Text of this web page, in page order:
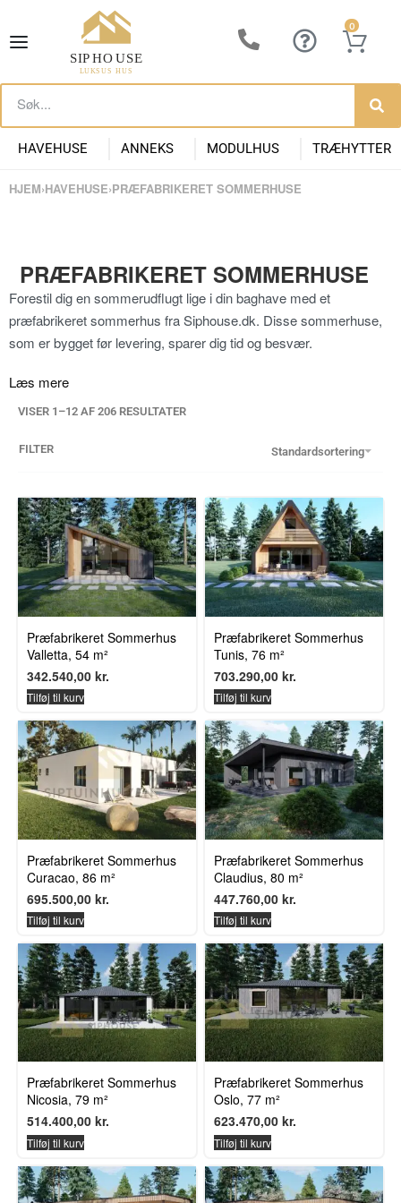
0
HAVEHUSE
Lille Havehus i Træ Have Anneks Moderne
ANNEKS
Luksus Anneks Præfabrikeret Anneks
MODULHUS
Container huse
TRÆHYTTER
HJEM›HAVEHUSE›PRÆFABRIKERET SOMMERHUSE
PRÆFABRIKERET SOMMERHUSE
Forestil dig en sommerudflugt lige i din baghave med et
præfabrikeret sommerhus fra Siphouse.dk. Disse sommerhuse,
som er bygget før levering, sparer dig tid og besvær.
Læs mere
VISER 1–12 AF 206 RESULTATER
Standardsortering
FILTER
Præfabrikeret Sommerhus
Valletta, 54 m²
342.540,00 kr.
Tilføj til kurv
Præfabrikeret Sommerhus
Tunis, 76 m²
703.290,00 kr.
Tilføj til kurv
Præfabrikeret Sommerhus
Curacao, 86 m²
695.500,00 kr.
Tilføj til kurv
Præfabrikeret Sommerhus
Claudius, 80 m²
447.760,00 kr.
Tilføj til kurv
Præfabrikeret Sommerhus
Nicosia, 79 m²
514.400,00 kr.
Tilføj til kurv
Præfabrikeret Sommerhus
Oslo, 77 m²
623.470,00 kr.
Tilføj til kurv